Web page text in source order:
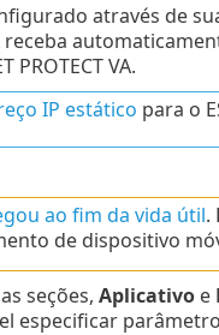
através de
receba
VA.
IP estático para o
ao fim da vida útil.
de dispositivo
seções, Aplicativoe
especificar